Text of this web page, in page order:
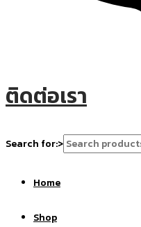
ติดต่อเรา
Search for:>
Home
Shop